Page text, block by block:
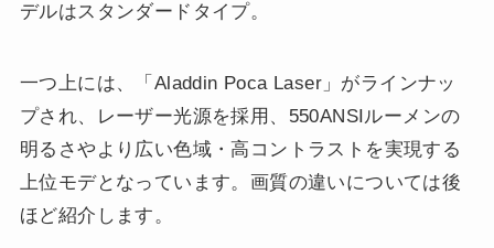
デルはスタンダードタイプ。
一つ上には、「Aladdin Poca Laser」がラインナッ
プされ、レーザー光源を採用、550ANSIルーメンの
明るさやより広い色域・高コントラストを実現する
上位モデとなっています。画質の違いについては後
ほど紹介します。